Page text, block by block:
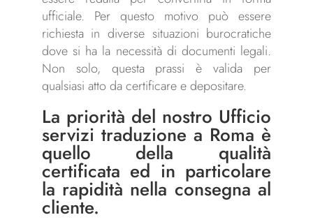
ufficiale. Per questo motivo può essere
richiesta in diverse situazioni burocratiche
dove si ha la necessità di documenti legali.
Non solo, questa prassi è valida per
qualsiasi atto da certificare e depositare.
La priorità del nostro Ufficio
servizi traduzione a Roma è
quello della qualità
certificata ed in particolare
la rapidità nella consegna al
cliente.